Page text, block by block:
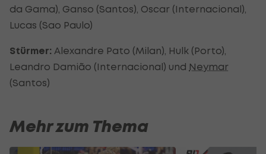
da Gama), Ganso (Santos), Oscar (Internacional),
Lucas (Sao Paulo)
Stürmer: Alexandre Pato (Milan), Hulk (Porto),
Leandro Damião (Internacional) und Neymar
(Santos)
Mehr zum Thema